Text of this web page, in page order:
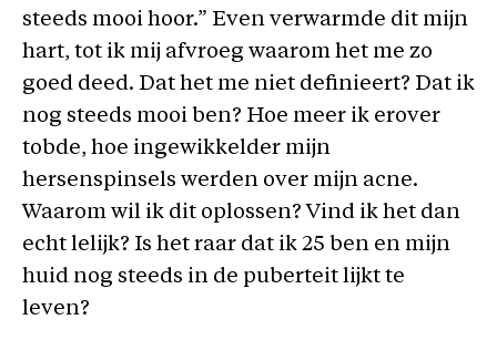
steeds mooi hoor.” Even verwarmde dit mijn
hart, tot ik mij afvroeg waarom het me zo
goed deed. Dat het me niet definieert? Dat ik
nog steeds mooi ben? Hoe meer ik erover
tobde, hoe ingewikkelder mijn
hersenspinsels werden over mijn acne.
Waarom wil ik dit oplossen? Vind ik het dan
echt lelijk? Is het raar dat ik 25 ben en mijn
huid nog steeds in de puberteit lijkt te
leven?